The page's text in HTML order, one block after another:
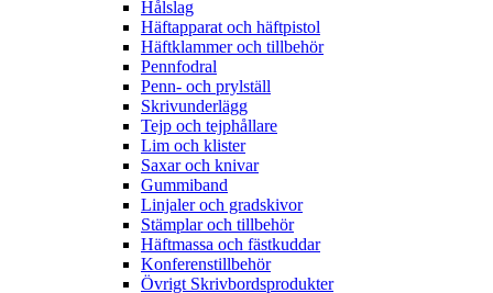
Hålslag
Häftapparat och häftpistol
Häftklammer och tillbehör
Pennfodral
Penn- och prylställ
Skrivunderlägg
Tejp och tejphållare
Lim och klister
Saxar och knivar
Gummiband
Linjaler och gradskivor
Stämplar och tillbehör
Häftmassa och fästkuddar
Konferenstillbehör
Övrigt Skrivbordsprodukter